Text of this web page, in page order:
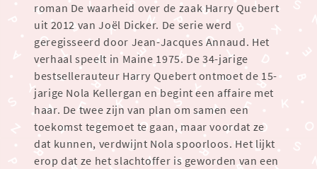
roman De waarheid over de zaak Harry Quebert
uit 2012 van Joël Dicker. De serie werd
geregisseerd door Jean-Jacques Annaud. Het
verhaal speelt in Maine 1975. De 34-jarige
bestsellerauteur Harry Quebert ontmoet de 15-
jarige Nola Kellergan en begint een affaire met
haar. De twee zijn van plan om samen een
toekomst tegemoet te gaan, maar voordat ze
dat kunnen, verdwijnt Nola spoorloos. Het lijkt
erop dat ze het slachtoffer is geworden van een